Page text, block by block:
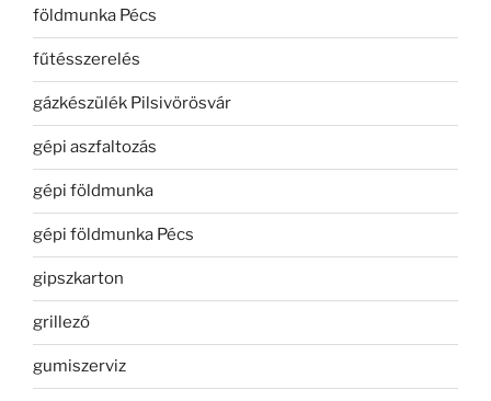
földmunka Pécs
fűtésszerelés
gázkészülék Pilsivörösvár
gépi aszfaltozás
gépi földmunka
gépi földmunka Pécs
gipszkarton
grillező
gumiszerviz